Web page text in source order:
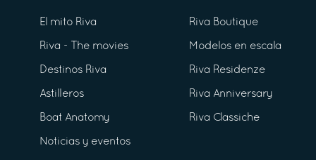
El mito Riva
Riva - The movies
Destinos Riva
Astilleros
Boat Anatomy
Noticias y eventos
Riva Boutique
Modelos en escala
Riva Residenze
Riva Anniversary
Riva Classiche